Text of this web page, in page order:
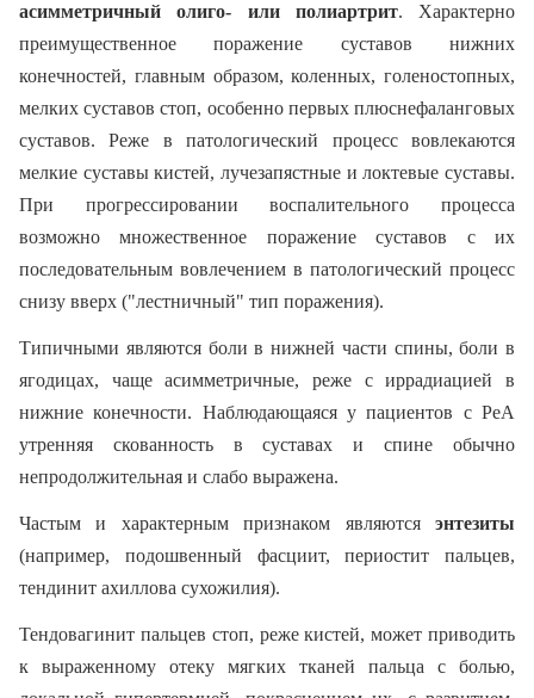
асимметричный олиго- или полиартрит. Характерно
преимущественное поражение суставов нижних
конечностей, главным образом, коленных, голеностопных,
мелких суставов стоп, особенно первых плюснефаланговых
суставов. Реже в патологический процесс вовлекаются
мелкие суставы кистей, лучезапястные и локтевые суставы.
При прогрессировании воспалительного процесса
возможно множественное поражение суставов с их
последовательным вовлечением в патологический процесс
снизу вверх ("лестничный" тип поражения).
Типичными являются боли в нижней части спины, боли в
ягодицах, чаще асимметричные, реже с иррадиацией в
нижние конечности. Наблюдающаяся у пациентов с РеА
утренняя скованность в суставах и спине обычно
непродолжительная и слабо выражена.
Частым и характерным признаком являются энтезиты
(например, подошвенный фасциит, периостит пальцев,
тендинит ахиллова сухожилия).
Тендовагинит пальцев стоп, реже кистей, может приводить
к выраженному отеку мягких тканей пальца с болью,